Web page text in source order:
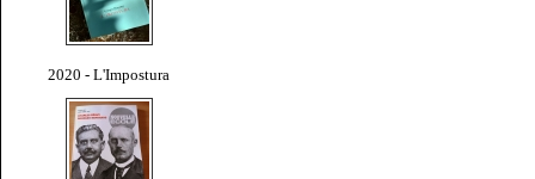
2020 - L'Impostura